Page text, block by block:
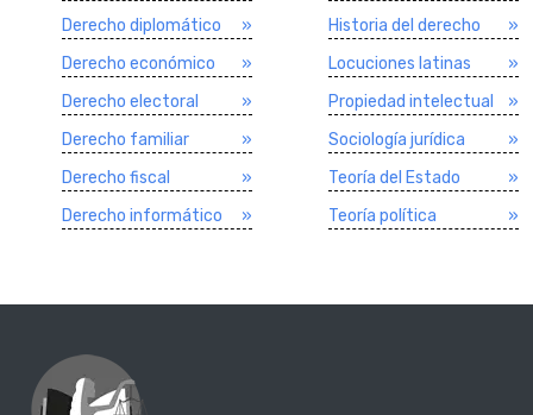
Derecho diplomático
»
Derecho económico
»
Derecho electoral
»
Derecho familiar
»
Derecho fiscal
»
Derecho informático
»
Historia del derecho
»
Locuciones latinas
»
Propiedad intelectual
»
Sociologí­a jurí­dica
»
Teorí­a del Estado
»
Teorí­a polí­tica
»